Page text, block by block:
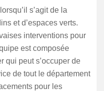
s’agit de la
et d’espaces verts.
interventions pour
est composée
qui peut s’occuper de
de tout le département
pour les